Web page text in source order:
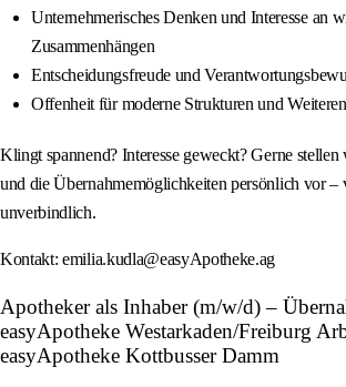
Unternehmerisches Denken und Interesse an
Zusammenhängen
Entscheidungsfreude und
Offenheit für moderne Strukturen und
Klingt spannend? Interesse geweckt? Gerne
und die Übernahmemöglichkeiten persönlich vor –
unverbindlich.
Kontakt: emilia.kudla@easyApotheke.ag
Apotheker als Inhaber (m/w/d) –
easyApotheke Westarkaden/Freiburg
easyApotheke Kottbusser Damm